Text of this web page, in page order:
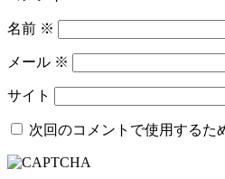
名前 ※
メール ※
サイト
次回のコメントで使用するた